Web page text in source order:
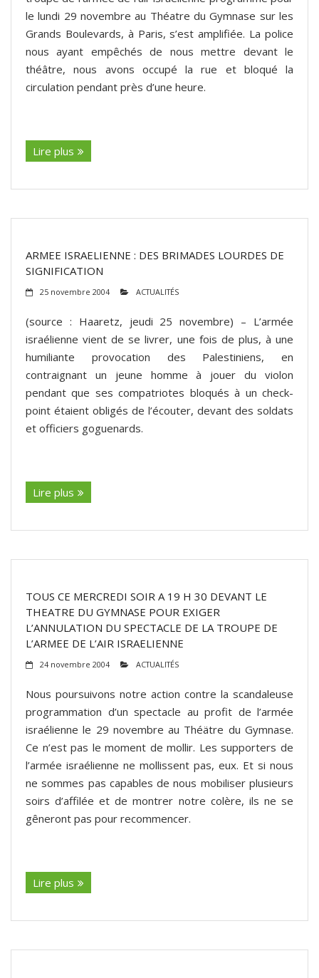
le lundi 29 novembre au Théatre du Gymnase sur les
Grands Boulevards, à Paris, s’est amplifiée. La police
nous ayant empêchés de nous mettre devant le
théâtre, nous avons occupé la rue et bloqué la
circulation pendant près d’une heure.
Lire plus
ARMEE ISRAELIENNE : DES BRIMADES LOURDES DE
SIGNIFICATION
25 novembre 2004 ACTUALITÉS
(source : Haaretz, jeudi 25 novembre) – L’armée
israélienne vient de se livrer, une fois de plus, à une
humiliante provocation des Palestiniens, en
contraignant un jeune homme à jouer du violon
pendant que ses compatriotes bloqués à un check-
point étaient obligés de l’écouter, devant des soldats
et officiers goguenards.
Lire plus
TOUS CE MERCREDI SOIR A 19 H 30 DEVANT LE
THEATRE DU GYMNASE POUR EXIGER
L’ANNULATION DU SPECTACLE DE LA TROUPE DE
L’ARMEE DE L’AIR ISRAELIENNE
24 novembre 2004 ACTUALITÉS
Nous poursuivons notre action contre la scandaleuse
programmation d’un spectacle au profit de l’armée
israélienne le 29 novembre au Théätre du Gymnase.
Ce n’est pas le moment de mollir. Les supporters de
l’armée israélienne ne mollissent pas, eux. Et si nous
ne sommes pas capables de nous mobiliser plusieurs
soirs d’affilée et de montrer notre colère, ils ne se
gêneront pas pour recommencer.
Lire plus